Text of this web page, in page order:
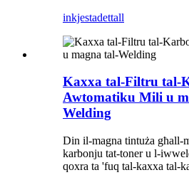
inkjestadettall
Kaxxa tal-Filtru tal-
Awtomatiku Mili u
Welding
Din il-magna tintuża għall-
karbonju tat-toner u l-
qoxra ta 'fuq tal-kaxxa tal-